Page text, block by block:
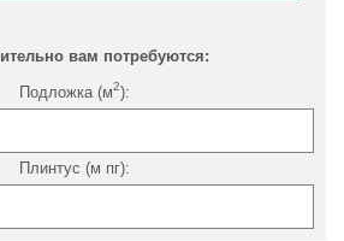
вам потребуются:
Подложка (м2):
Плинтус (м пг):